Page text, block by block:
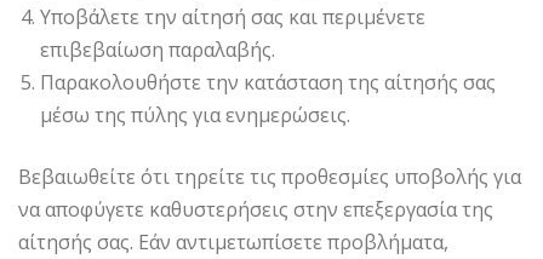
Υποβάλετε την αίτησή σας και περιμένετε
επιβεβαίωση παραλαβής.
Παρακολουθήστε την κατάσταση της αίτησής σας
μέσω της πύλης για ενημερώσεις.
Βεβαιωθείτε ότι τηρείτε τις προθεσμίες υποβολής για
να αποφύγετε καθυστερήσεις στην επεξεργασία της
αίτησής σας. Εάν αντιμετωπίσετε προβλήματα,